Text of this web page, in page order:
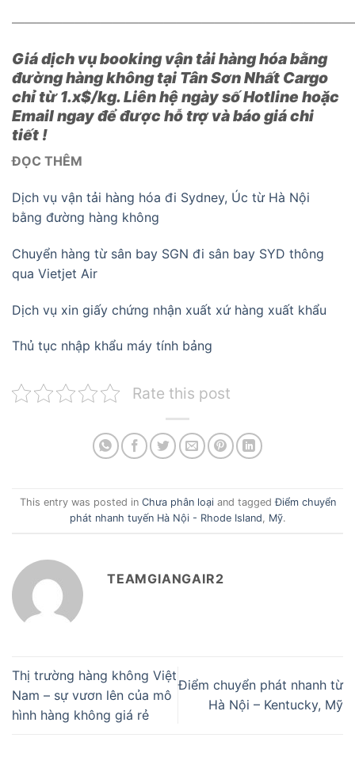
Giá dịch vụ booking vận tải hàng hóa bằng
đường hàng không tại Tân Sơn Nhất Cargo
chỉ từ 1.x$/kg. Liên hệ ngày số Hotline hoặc
Email ngay để được hỗ trợ và báo giá chi
tiết !
ĐỌC THÊM
Dịch vụ vận tải hàng hóa đi Sydney, Úc từ Hà Nội
bằng đường hàng không
Chuyển hàng từ sân bay SGN đi sân bay SYD thông
qua Vietjet Air
Dịch vụ xin giấy chứng nhận xuất xứ hàng xuất khẩu
Thủ tục nhập khẩu máy tính bảng
Rate this post
This entry was posted in Chưa phân loạiand taggedĐiểm chuyển
phát nhanh tuyến Hà Nội - Rhode Island
Mỹ.
TEAMGIANGAIR2
Thị trường hàng không Việt
Nam – sự vươn lên của mô
hình hàng không giá rẻ
Điểm chuyển phát nhanh từ
Hà Nội – Kentucky, Mỹ